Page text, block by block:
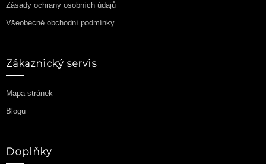
Zásady ochrany osobních údajů
Všeobecné obchodní podmínky
Zákaznický servis
Mapa stránek
Blogu
Doplňky